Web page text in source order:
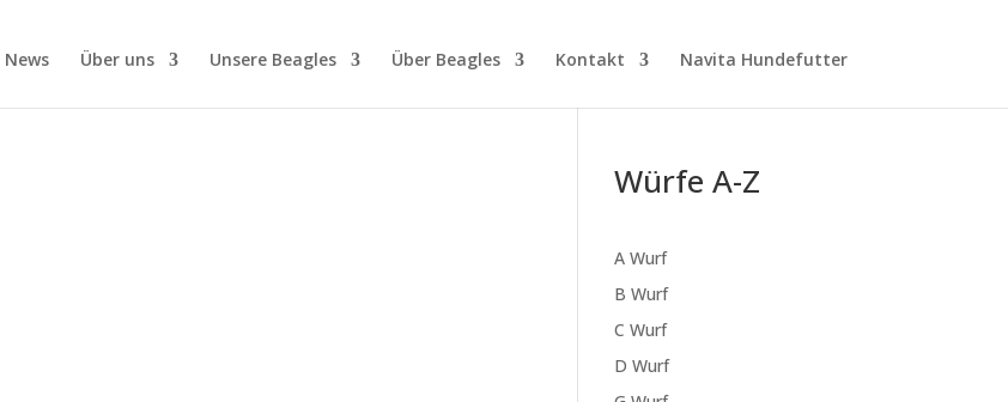
News Über uns Unsere Beagles Über Beagles Kontakt Navita Hundefutter
Würfe A-Z
A Wurf
B Wurf
C Wurf
D Wurf